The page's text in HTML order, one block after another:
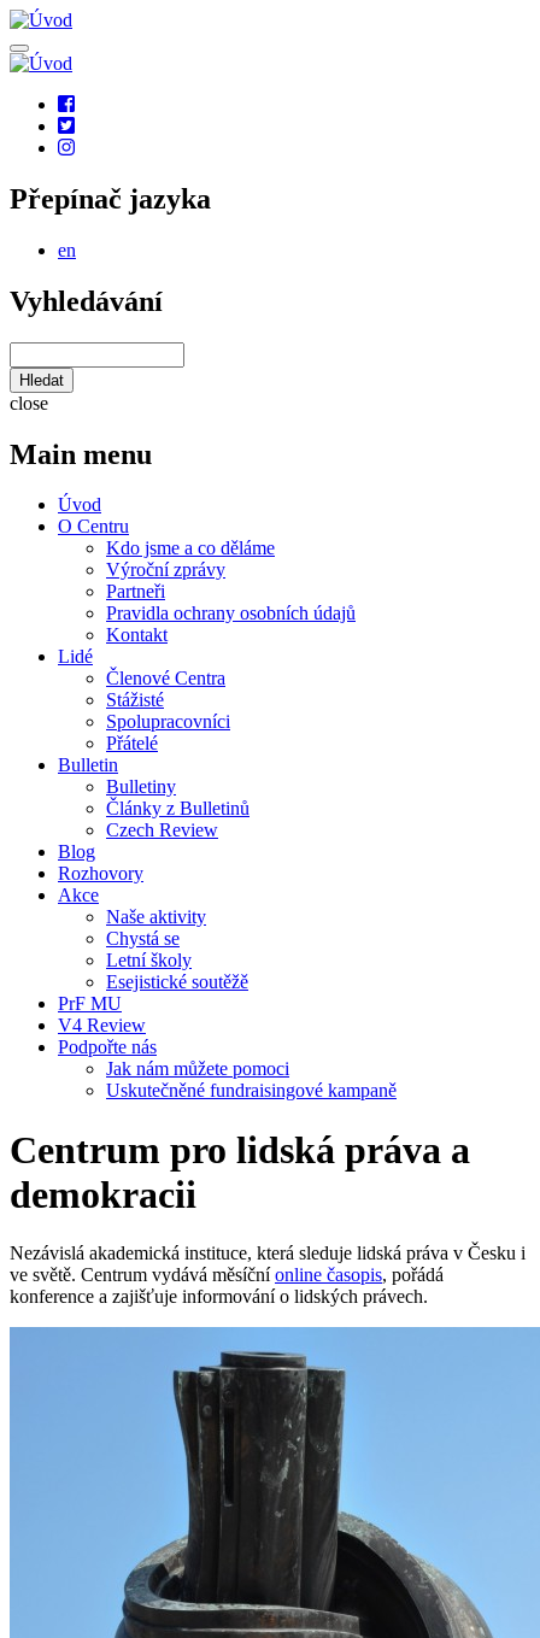
Přejít
k
hlavnímu
Social
links
Přepínač jazyka
en
Vyhledávání
close
Main menu
Úvod
O Centru
Kdo jsme a co děláme
Výroční zprávy
Partneři
Pravidla ochrany osobních údajů
Kontakt
Lidé
Členové Centra
Stážisté
Spolupracovníci
Přátelé
Bulletin
Bulletiny
Články z Bulletinů
Czech Review
Blog
Rozhovory
Akce
Naše aktivity
Chystá se
Letní školy
Esejistické soutěžě
PrF MU
V4 Review
Podpořte nás
Jak nám můžete pomoci
Uskutečněné fundraisingové kampaně
Centrum pro lidská práva a
demokracii
Nezávislá akademická instituce, která sleduje lidská práva v Česku i
ve světě. Centrum vydává měsíčníonline časopis, pořádá
konference a zajišťuje informování o lidských právech.